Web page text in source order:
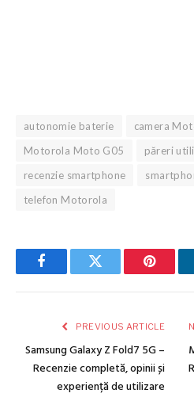
autonomie baterie
camera
Motorola Moto G05
păreri
recenzie smartphone
telefon Motorola
FacebookTwitter
PREVIOUS ARTICLE
Samsung Galaxy Z Fold7 5G –
Recenzie completă, opinii și
experiență de utilizare